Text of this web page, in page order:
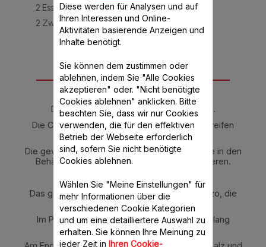
2 Esslöffel Olivenöl
2 Zweige Petersilie
Anleitung
Die Zwiebel und Knoblauchzehe schälen.
Die Chorizo in Scheiben und die Paprika in Streifen
schneiden.
Die geviertelte Zwiebel und die Knoblauchzehe in den
Behälter geben. 5 Sek. lang auf Stufe 7 pürieren.
Das gewürfelte Hähnchenbrustfilet, die Chorizo, die
Paprikastreifen und das Öl hinzufügen.
Im Programm „Slow Cook“ bei 100°C 3 Min. lang
goldbraun braten.
Diese werden für Analysen und auf
Ihren Interessen und Online-
Aktivitäten basierende Anzeigen und
Inhalte benötigt.
Sie können dem zustimmen oder
ablehnen, indem Sie "Alle Cookies
akzeptieren" oder. "Nicht benötigte
Cookies ablehnen" anklicken. Bitte
beachten Sie, dass wir nur Cookies
verwenden, die für den effektiven
Betrieb der Webseite erforderlich
sind, sofern Sie nicht benötigte
Cookies ablehnen.
Wählen Sie "Meine Einstellungen" für
mehr Informationen über die
verschiedenen Cookie Kategorien
und um eine detailliertere Auswahl zu
erhalten. Sie können Ihre Meinung zu
jeder Zeit in Ihren Cookie-